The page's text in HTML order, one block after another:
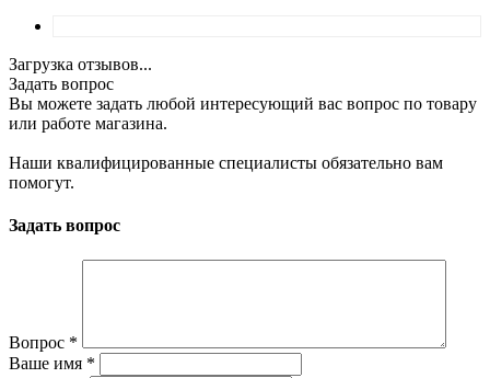
Загрузка отзывов...
Задать вопрос
Вы можете задать любой интересующий вас вопрос по товару
или работе магазина.
Наши квалифицированные специалисты обязательно вам
помогут.
Задать вопрос
Вопрос *
Ваше имя *